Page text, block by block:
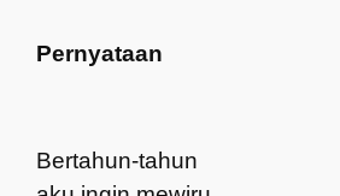
Pernyataan
Bertahun-tahun